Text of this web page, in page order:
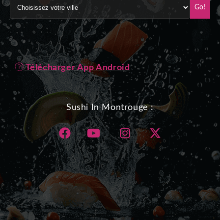
Go!
Télécharger App Android
Sushi In Montrouge :